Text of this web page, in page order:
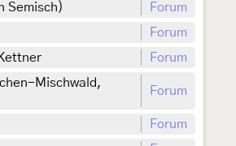
Semisch)
Forum
Forum
Forum
Mischwald,
Forum
Forum